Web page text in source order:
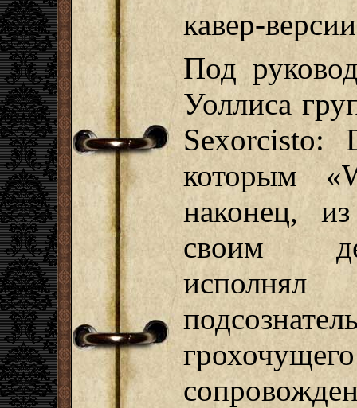
кавер-
Под
Уоллиса
которым
наконец,
своим